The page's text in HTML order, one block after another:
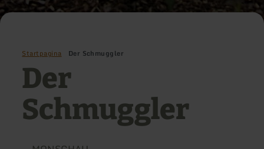
Startpagina Der Schmuggler
Der
Schmuggler